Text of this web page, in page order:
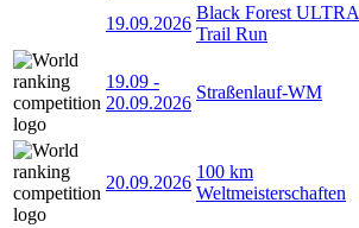
19.09.2026
Black Forest ULTRA
Trail Run
19.09 -
20.09.2026
Straßenlauf-WM
20.09.2026
100 km
Weltmeisterschaften